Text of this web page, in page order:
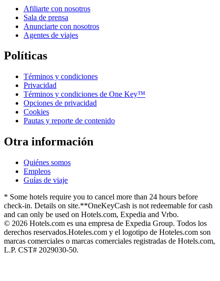
Afiliarte con nosotros
Sala de prensa
Anunciarte con nosotros
Agentes de viajes
Políticas
Términos y condiciones
Privacidad
Términos y condiciones de One Key™
Opciones de privacidad
Cookies
Pautas y reporte de contenido
Otra información
Quiénes somos
Empleos
Guías de viaje
* Some hotels require you to cancel more than 24 hours before
check-in. Details on site.**OneKeyCash is not redeemable for cash
and can only be used on Hotels.com, Expedia and Vrbo.
© 2026 Hotels.com es una empresa de Expedia Group. Todos los
derechos reservados.Hoteles.com y el logotipo de Hoteles.com son
marcas comerciales o marcas comerciales registradas de Hotels.com,
L.P. CST# 2029030-50.